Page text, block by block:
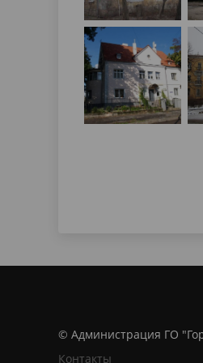
© Администрация ГО
Контакты